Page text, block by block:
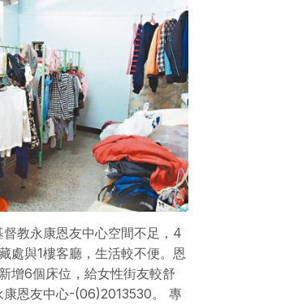
教永康恩友中心空間不足，4
處與1樓客廳，生活較不便。恩
增6個床位，給女性街友較舒
恩友中心-(06)2013530。 專